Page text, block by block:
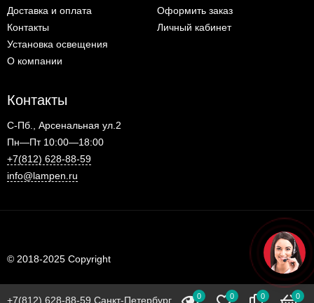
Доставка и оплата
Контакты
Установка освещения
О компании
Оформить заказ
Личный кабинет
Контакты
С-Пб., Арсенальная ул.2
Пн—Пт 10:00—18:00
+7(812) 628-88-59
info@lampen.ru
© 2018-2025 Copyright
0 0 0 0
+7(812) 628-88-59 Санкт-Петербург